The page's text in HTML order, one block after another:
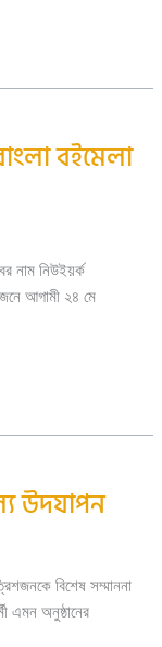
বইমেলা
নাম নিউইয়র্ক
আগামী ২৪ মে
উদযাপন
বিশেষ সম্মাননা
এমন অনুষ্ঠানের